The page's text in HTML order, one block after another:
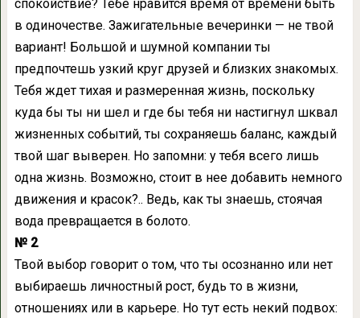
спокойствие? Тебе нравится время от времени быть
в одиночестве. Зажигательные вечеринки — не твой
вариант! Большой и шумной компании ты
предпочтешь узкий круг друзей и близких знакомых.
Тебя ждет тихая и размеренная жизнь, поскольку
куда бы ты ни шел и где бы тебя ни настигнул шквал
жизненных событий, ты сохраняешь баланс, каждый
твой шаг выверен. Но запомни: у тебя всего лишь
одна жизнь. Возможно, стоит в нее добавить немного
движения и красок?.. Ведь, как ты знаешь, стоячая
вода превращается в болото.
№ 2
Твой выбор говорит о том, что ты осознанно или нет
выбираешь личностный рост, будь то в жизни,
отношениях или в карьере. Но тут есть некий подвох: